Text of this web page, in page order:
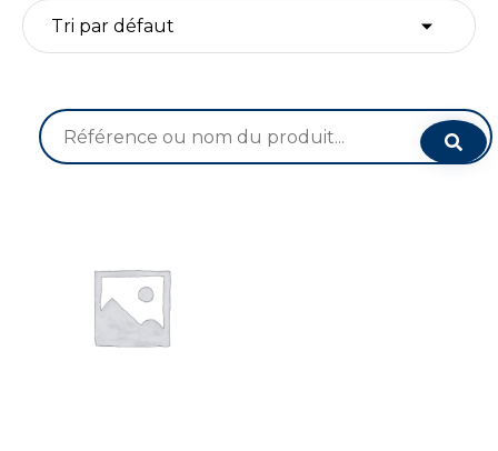
Recherche
pour :